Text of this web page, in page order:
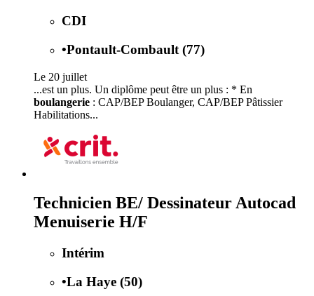
CDI
•Pontault-Combault (77)
Le 20 juillet
...est un plus. Un diplôme peut être un plus : * En
boulangerie : CAP/BEP Boulanger, CAP/BEP Pâtissier
Habilitations...
Technicien BE/ Dessinateur Autocad
Menuiserie H/F
Intérim
•La Haye (50)